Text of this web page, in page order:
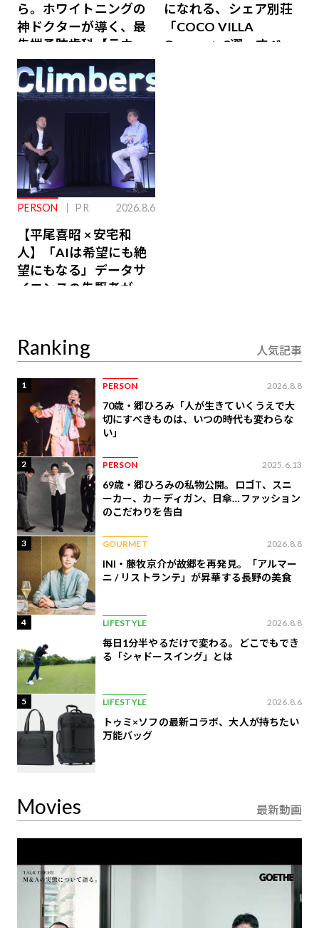
ら。ホワイトニングの
神ドクターが導く、最
先端予防歯科【ラウン
ジ会員特典あり】
になれる、シェア別荘
「COCO VILLA
Owners」3選。すべて
PERSON PR 2026.8.6
【平尾喜昭 × 安宅和
人】「AIは希望にも絶
望にもなる」データサ
イエンスの先駆者が語
Ranking 人気記事
1 PERSON 2026.8.8
70歳・郷ひろみ「人が生きていくうえで大
切にすべきものは、いつの時代も変わらな
い」
2 PERSON 2025.6.13
69歳・郷ひろみの私物公開。ロゴT、スニ
ーカー、カーディガン、日傘…ファッション
のこだわりを告白
3 GOURMET 2026.8.8
INI・藤牧京介が故郷を再発見。「アルマー
ニ / リストランテ」が昇華する長野の美食
4 LIFESTYLE 2026.8.8
毎日1分半やるだけで変わる。どこでもでき
る「シャドースイング」とは
5 LIFESTYLE 2026.8.6
トゥミ×ソフの最新コラボ、大人が持ちたい
万能バッグ
Movies 最新動画